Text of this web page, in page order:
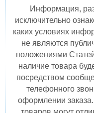
Информация,
исключительно
каких условиях
не являются
положениями
наличие товара
посредством
телефонного
оформлении